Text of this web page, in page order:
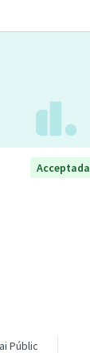
Acceptada
Públic